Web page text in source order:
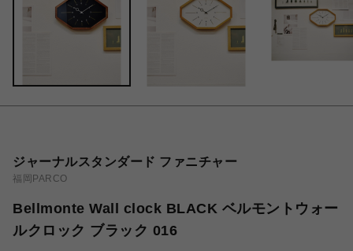
ジャーナルスタンダード ファニチャー
福岡PARCO
Bellmonte Wall clock BLACK ベルモントウォー
ルクロック ブラック 016